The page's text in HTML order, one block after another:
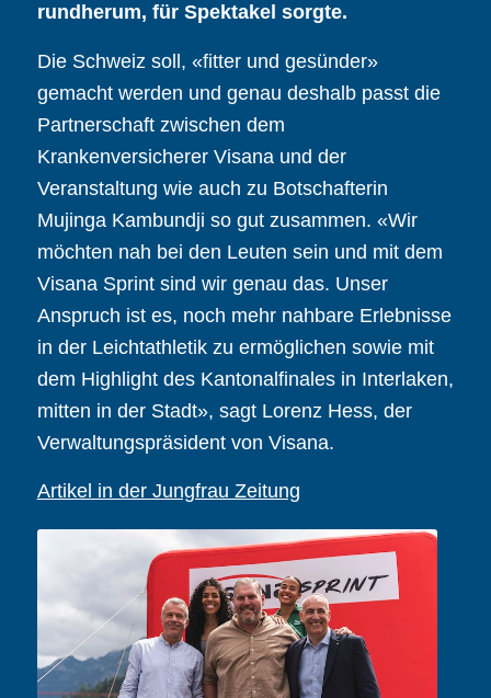
rundherum, für Spektakel sorgte.
Die Schweiz soll, «fitter und gesünder»
gemacht werden und genau deshalb passt die
Partnerschaft zwischen dem
Krankenversicherer Visana und der
Veranstaltung wie auch zu Botschafterin
Mujinga Kambundji so gut zusammen. «Wir
möchten nah bei den Leuten sein und mit dem
Visana Sprint sind wir genau das. Unser
Anspruch ist es, noch mehr nahbare Erlebnisse
in der Leichtathletik zu ermöglichen sowie mit
dem Highlight des Kantonalfinales in Interlaken,
mitten in der Stadt», sagt Lorenz Hess, der
Verwaltungspräsident von Visana.
Artikel in der Jungfrau Zeitung